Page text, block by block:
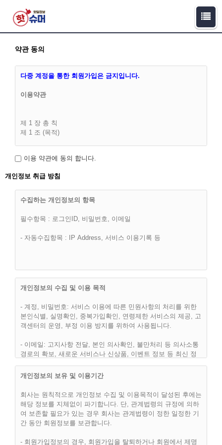
약관 동의
다중 계정을 통한 회원가입은 금지입니다.
이용약관
제 1 장 총 칙
제 1 조 (목적)
고객(이하 “회원”)간에 회사가 제공하는 서비스의 가입조건 및
으로 규정함을 목적으로 합니다.
자의 권리 또는 의무 등 중요한 규정의 개정은 사전에 공지합니
다.
(2) “핫슈머(hotsumer.com)”은 합리적인 사유가 발생될 경우에
는 이 약관을 변경할 수 있으며, 약관을 변경할 경우에는 지체
없이 이를 사전에 공지합니다.
(3) 이용고객은 변경된 약관에 동의하지 않으면, 언제나 "서비
스" 이용을 중단하고, 이용계약을 해지할 수 있습니다. 약관의
효력발생일 이후의 계속적인 "서비스" 이용은 약관의 변경사항
에 대한 이용고객의 동의로 간주됩니다.
제 3 조 (약관외 준칙)
이용 약관에 동의 합니다.
개인정보 취급 방침
수집하는 개인정보의 항목
필수항목 : 로그인ID, 비밀번호, 이메일
- 자동수집항목 : IP Address, 서비스 이용기록 등
개인정보의 수집 및 이용 목적
- 계정, 비밀번호: 서비스 이용에 따른 민원사항의 처리를 위한
본인식별, 실명확인, 중복가입확인, 연령제한 서비스의 제공, 고
객센터의 운영, 부정 이용 방지를 위하여 사용됩니다.
- 이메일: 고지사항 전달, 본인 의사확인, 불만처리 등 의사소통
경로의 확보, 새로운 서비스나 신상품, 이벤트 정보 등 최신 정
인가 사용방지, 통계학적 분석에 사용됩니다.
- 그 외 선택항목: 개인맞춤서비스를 제공하기 위한 자료로 사용
됩니다.
개인정보의 보유 및 이용기간
회사는 원칙적으로 개인정보 수집 및 이용목적이 달성된 후에는
해당 정보를 지체없이 파기합니다. 단, 관계법령의 규정에 의하
여 보존할 필요가 있는 경우 회사는 관계법령이 정한 일정한 기
간 동안 회원정보를 보관합니다.
- 회원가입정보의 경우, 회원가입을 탈퇴하거나 회원에서 제명